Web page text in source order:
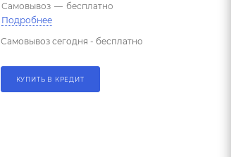
Самовывоз — бесплатно
Подробнее
Самовывоз сегодня - бесплатно
КУПИТЬ В КРЕДИТ